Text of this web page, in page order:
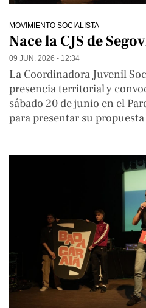
MOVIMIENTO SOCIALISTA
Nace la CJS de
09 JUN. 2026 - 12:34
La Coordinadora Juvenil
presencia territorial y
sábado 20 de junio en el
para presentar su